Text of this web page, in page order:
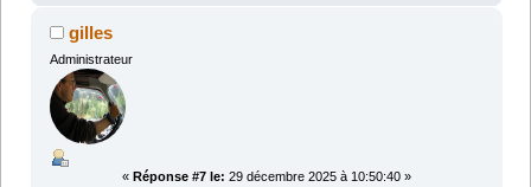
gilles
Administrateur
« Réponse #7 le: 29 décembre 2025 à 10:50:40 »